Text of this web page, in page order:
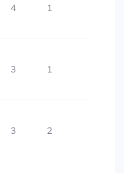
4 1
3 1
3 2